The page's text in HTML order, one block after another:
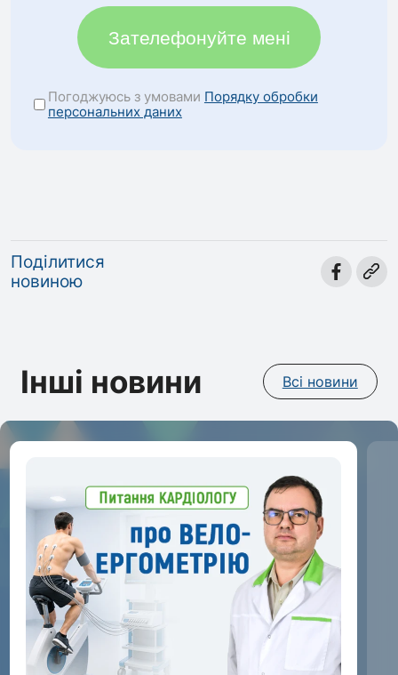
Зателефонуйте мені
Погоджуюсь з умовами Порядку обробки
персональних даних
Поділитися
новиною
Інші новини Всі новини